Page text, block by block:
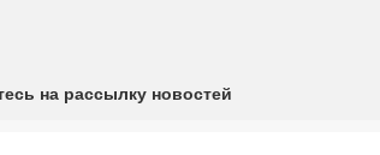
на рассылку новостей